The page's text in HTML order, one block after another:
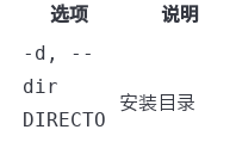
选项 说明
-d, --
dir
DIRECTO
安装目录